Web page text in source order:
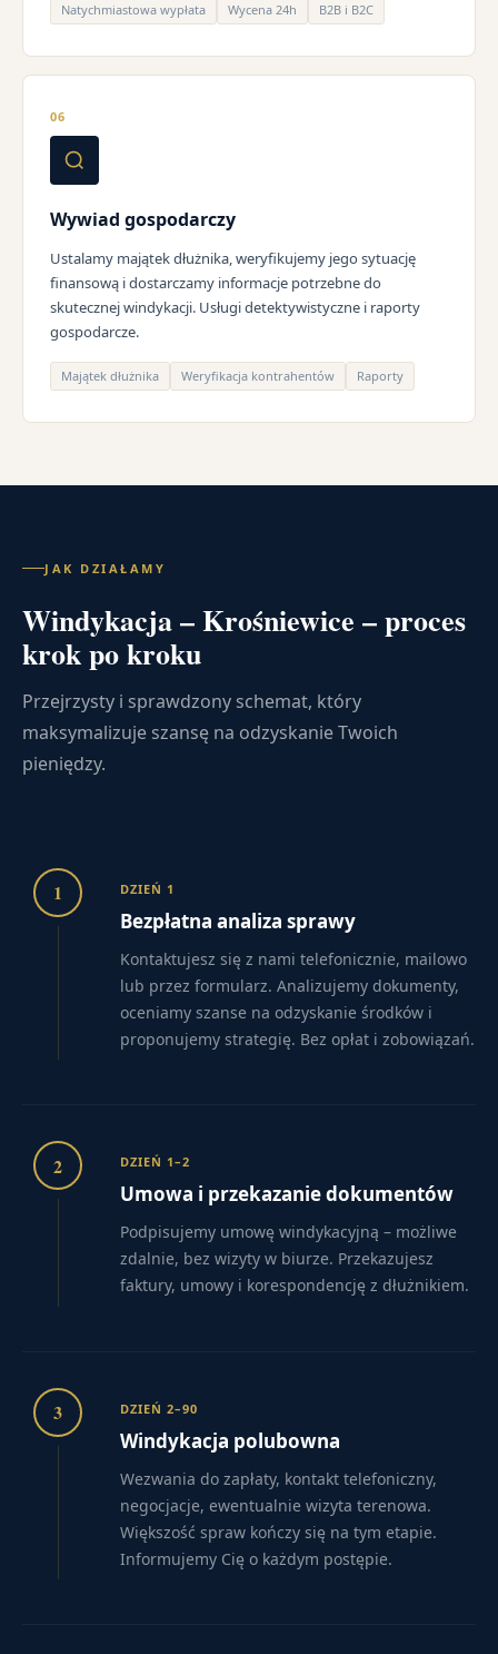
Natychmiastowa wypłata Wycena 24h B2B i B2C
06
Wywiad gospodarczy
Ustalamy majątek dłużnika, weryfikujemy jego sytuację
finansową i dostarczamy informacje potrzebne do
skutecznej windykacji. Usługi detektywistyczne i raporty
gospodarcze.
Majątek dłużnika Weryfikacja kontrahentów Raporty
JAK DZIAŁAMY
Windykacja – Krośniewice – proces
krok po kroku
Przejrzysty i sprawdzony schemat, który
maksymalizuje szansę na odzyskanie Twoich
pieniędzy.
1 DZIEŃ 1
Bezpłatna analiza sprawy
Kontaktujesz się z nami telefonicznie, mailowo
lub przez formularz. Analizujemy dokumenty,
oceniamy szanse na odzyskanie środków i
proponujemy strategię. Bez opłat i zobowiązań.
2 DZIEŃ 1–2
Umowa i przekazanie dokumentów
Podpisujemy umowę windykacyjną – możliwe
zdalnie, bez wizyty w biurze. Przekazujesz
faktury, umowy i korespondencję z dłużnikiem.
3 DZIEŃ 2–90
Windykacja polubowna
Wezwania do zapłaty, kontakt telefoniczny,
negocjacje, ewentualnie wizyta terenowa.
Większość spraw kończy się na tym etapie.
Informujemy Cię o każdym postępie.